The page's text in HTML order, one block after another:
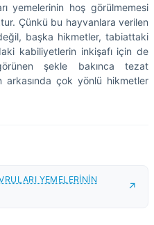
yemelerinin hoş görülmemesi
Çünkü bu hayvanlara verilen
başka hikmetler, tabiattaki
kabiliyetlerin inkişafı için de
şekle bakınca tezat
arkasında çok yönlü hikmetler
YEMELERİNİN